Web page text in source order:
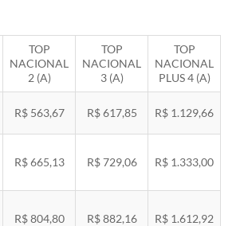
TOP
NACIONAL
2 (A)
TOP
NACIONAL
3 (A)
TOP
NACIONAL
PLUS 4 (A)
R$ 563,67 R$ 617,85 R$ 1.129,66
R$ 665,13 R$ 729,06 R$ 1.333,00
R$ 804,80 R$ 882,16 R$ 1.612,92